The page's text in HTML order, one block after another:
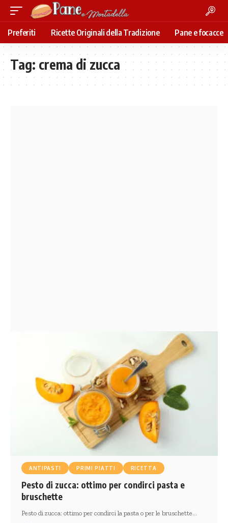
Preferiti Ricette Originali della Tradizione Pane e focacce
Tag: crema di zucca
ANTIPASTI PRIMI PIATTI RICETTA
Pesto di zucca: ottimo per condirci pasta e
bruschette
Pesto di zucca: ottimo per condirci la pasta o per le bruschette…